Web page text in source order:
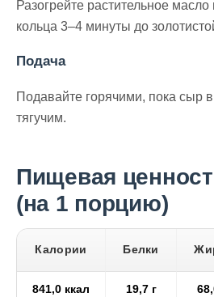
Разогрейте растительное
кольца 3–4 минуты до
Подача
Подавайте горячими, пока сыр
тягучим.
Пищевая
(на 1 порцию)
Калории Белки
841,0 ккал 19,7 г